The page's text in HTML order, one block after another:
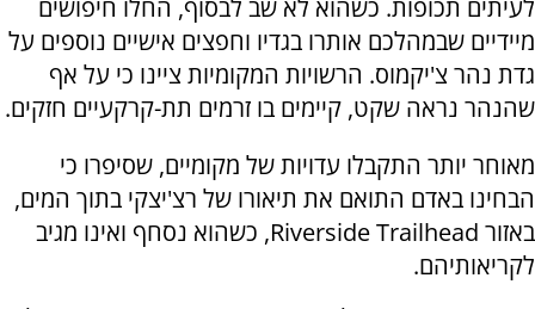
לעיתים תכופות. כשהוא לא שב לבסוף, החלו חיפושים
מיידיים שבמהלכם אותרו בגדיו וחפצים אישיים נוספים על
גדת נהר צ'יקמוס. הרשויות המקומיות ציינו כי על אף
שהנהר נראה שקט, קיימים בו זרמים תת-קרקעיים חזקים.
מאוחר יותר התקבלו עדויות של מקומיים, שסיפרו כי
הבחינו באדם התואם את תיאורו של רצ'יצקי בתוך המים,
באזור Riverside Trailhead, כשהוא נסחף ואינו מגיב
לקריאותיהם.